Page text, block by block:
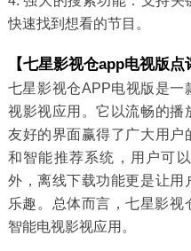
快速找到想看的节目。
【七星影视仓app电视版点
七星影视仓APP电视版是一
视影视应用。它以流畅的播
友好的界面赢得了广大用户
和智能推荐系统，用户可
外，离线下载功能更是让用
乐趣。总体而言，七星影
智能电视影视应用。